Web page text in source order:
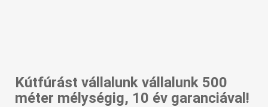
Kútfúrást vállalunk vállalunk 500
méter mélységig, 10 év garanciával!